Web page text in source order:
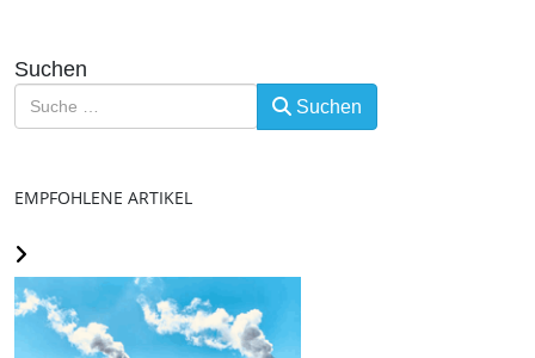
Suchen
Suchen
EMPFOHLENE ARTIKEL